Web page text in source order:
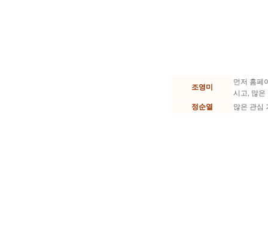
조영미
먼저 홈페
시고, 많은
정순열
많은 관심